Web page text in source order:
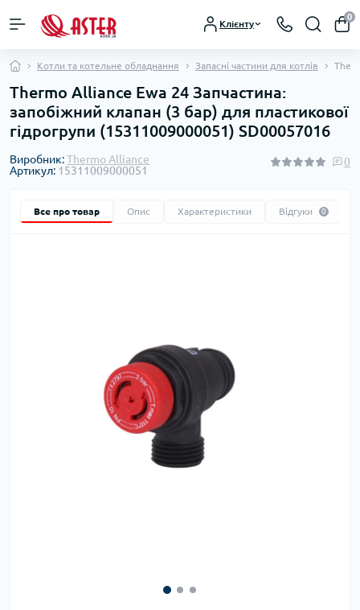
Клієнту
0
Котли та котельне обладнання Запасні частини для котлів
Thermo Alliance Ewa 24 Запчастина:
запобіжний клапан (3 бар) для пластикової
гідрогрупи (15311009000051) SD00057016
Виробник:Thermo Alliance
Артикул: 15311009000051
0
Все про товар Опис Характеристики Відгуки 0